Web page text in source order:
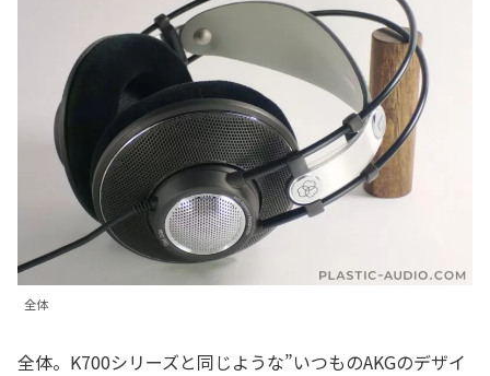
全体
全体。K700シリーズと同じような”いつものAKGのデザイ